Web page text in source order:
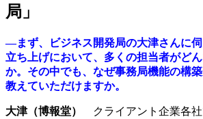
局」
―まず、ビジネス開発局の大津さんに
立ち上げにおいて、多くの担当者がど
か。その中でも、なぜ事務局機能の構築
教えていただけますか。
大津（博報堂）
クライアント企業各